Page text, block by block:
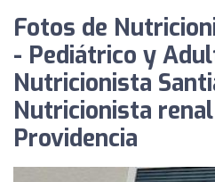
Fotos de
- Pediátrico y
Nutricionista
Nutricionista
Providencia